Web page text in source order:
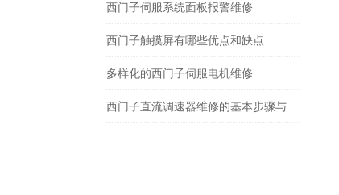
西门子伺服系统面板报警维修
西门子触摸屏有哪些优点和缺点
多样化的西门子伺服电机维修